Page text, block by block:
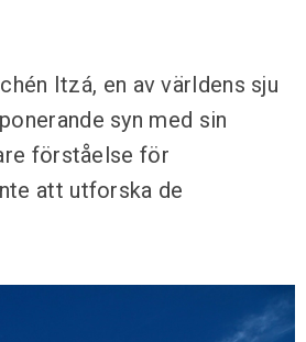
Itzá, en av världens sju
syn med sin
förståelse för
att utforska de